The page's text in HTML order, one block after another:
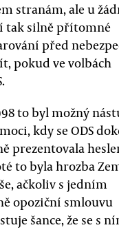
stranám, ale u
tak silně přítomné
před
pokud ve volbách
to byl možný
kdy se ODS
prezentovala
to byla hrozba
ačkoliv s jedním
opoziční smlouvu
šance, že se s